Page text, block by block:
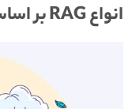
انواع RAG بر اساس روش پیاده‌سازی